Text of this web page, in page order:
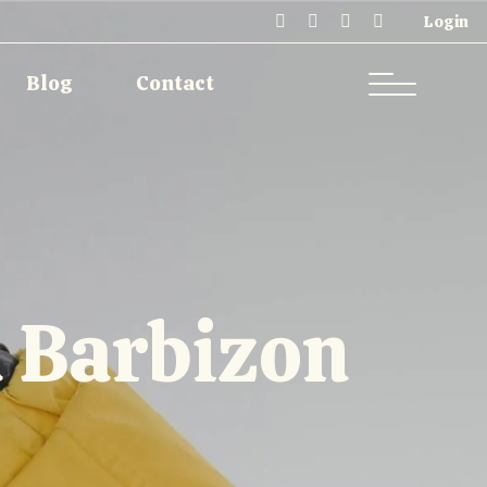
Login
Blog Contact
Single Types Contact
Barbizon